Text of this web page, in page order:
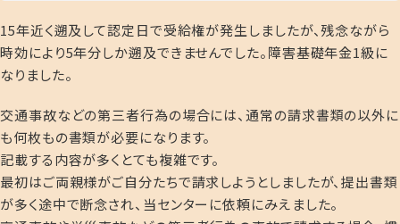
15年近く遡及して認定日で受給権が発生しましたが、残念ながら
時効により5年分しか遡及できませんでした。障害基礎年金1級に
なりました。
交通事故などの第三者行為の場合には、通常の請求書類の以外に
も何枚もの書類が必要になります。
記載する内容が多くとても複雑です。
最初はご両親様がご自分たちで請求しようとしましたが、提出書類
が多く途中で断念され、当センターに依頼にみえました。